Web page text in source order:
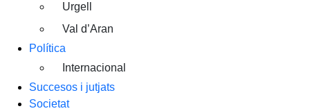
Urgell
Val d’Aran
Política
Internacional
Succesos i jutjats
Societat